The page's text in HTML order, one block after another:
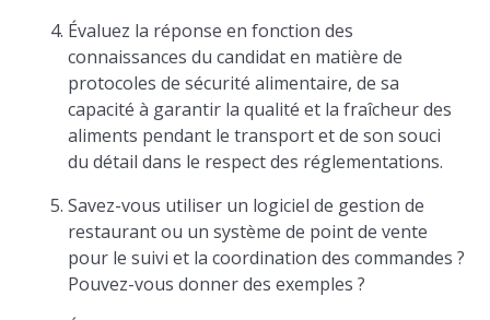
Évaluez la réponse en fonction des
connaissances du candidat en matière de
protocoles de sécurité alimentaire, de sa
capacité à garantir la qualité et la fraîcheur des
aliments pendant le transport et de son souci
du détail dans le respect des réglementations.
Savez-vous utiliser un logiciel de gestion de
restaurant ou un système de point de vente
pour le suivi et la coordination des commandes ?
Pouvez-vous donner des exemples ?